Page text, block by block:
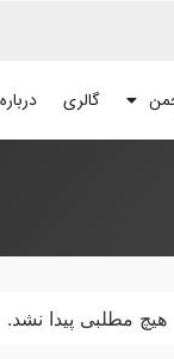
گالری
هیچ مطلبی پیدا نشد.